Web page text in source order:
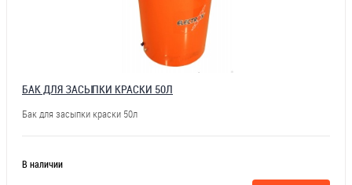
БАК ДЛЯ ЗАСЫПКИ КРАСКИ 50Л
Бак для засыпки краски 50л
В наличии